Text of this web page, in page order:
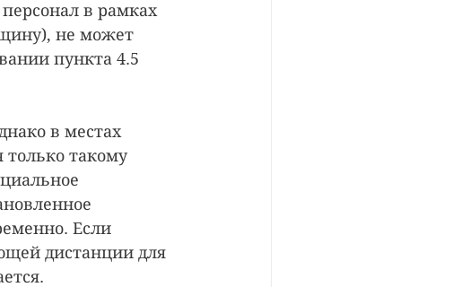
в рамках
не может
пункта 4.5
в местах
только такому
Если
дистанции для